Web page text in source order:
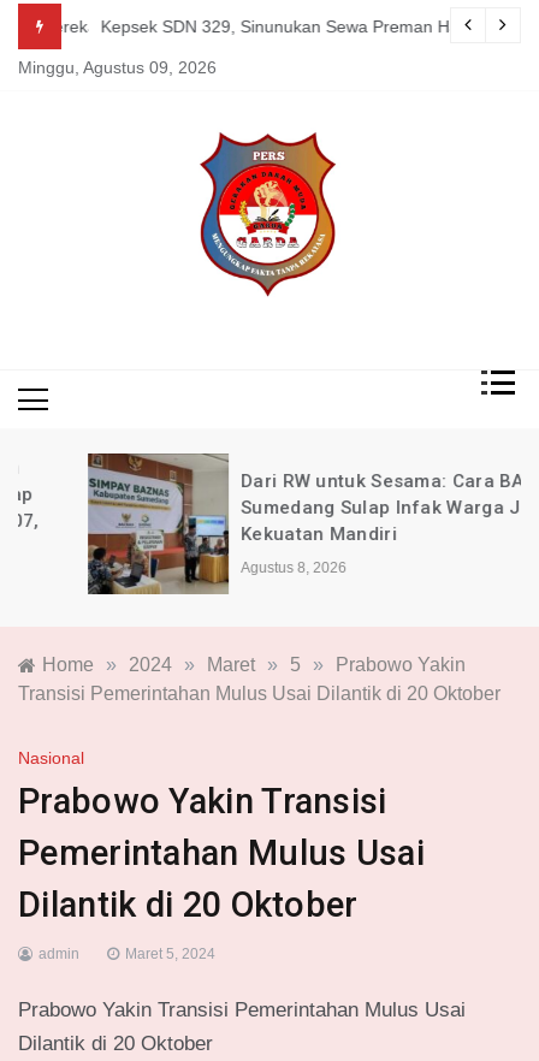
content
Tetap Berkarya dan Mandiri Agustus 07, 2026
Kepsek SDN 329, Sinunukan Sewa Preman Halau LSM
Minggu, Agustus 09, 2026
Dari RW untuk Sesama: Cara BAZNAS
Sumedang Sulap Infak Warga Jadi
Kekuatan Mandiri
Agustus 8, 2026
Home » 2024 » Maret » 5 »
Prabowo Yakin
Transisi Pemerintahan Mulus Usai Dilantik di 20 Oktober
Nasional
Prabowo Yakin Transisi
Pemerintahan Mulus Usai
Dilantik di 20 Oktober
admin Maret 5, 2024
Prabowo Yakin Transisi Pemerintahan Mulus Usai
Dilantik di 20 Oktober